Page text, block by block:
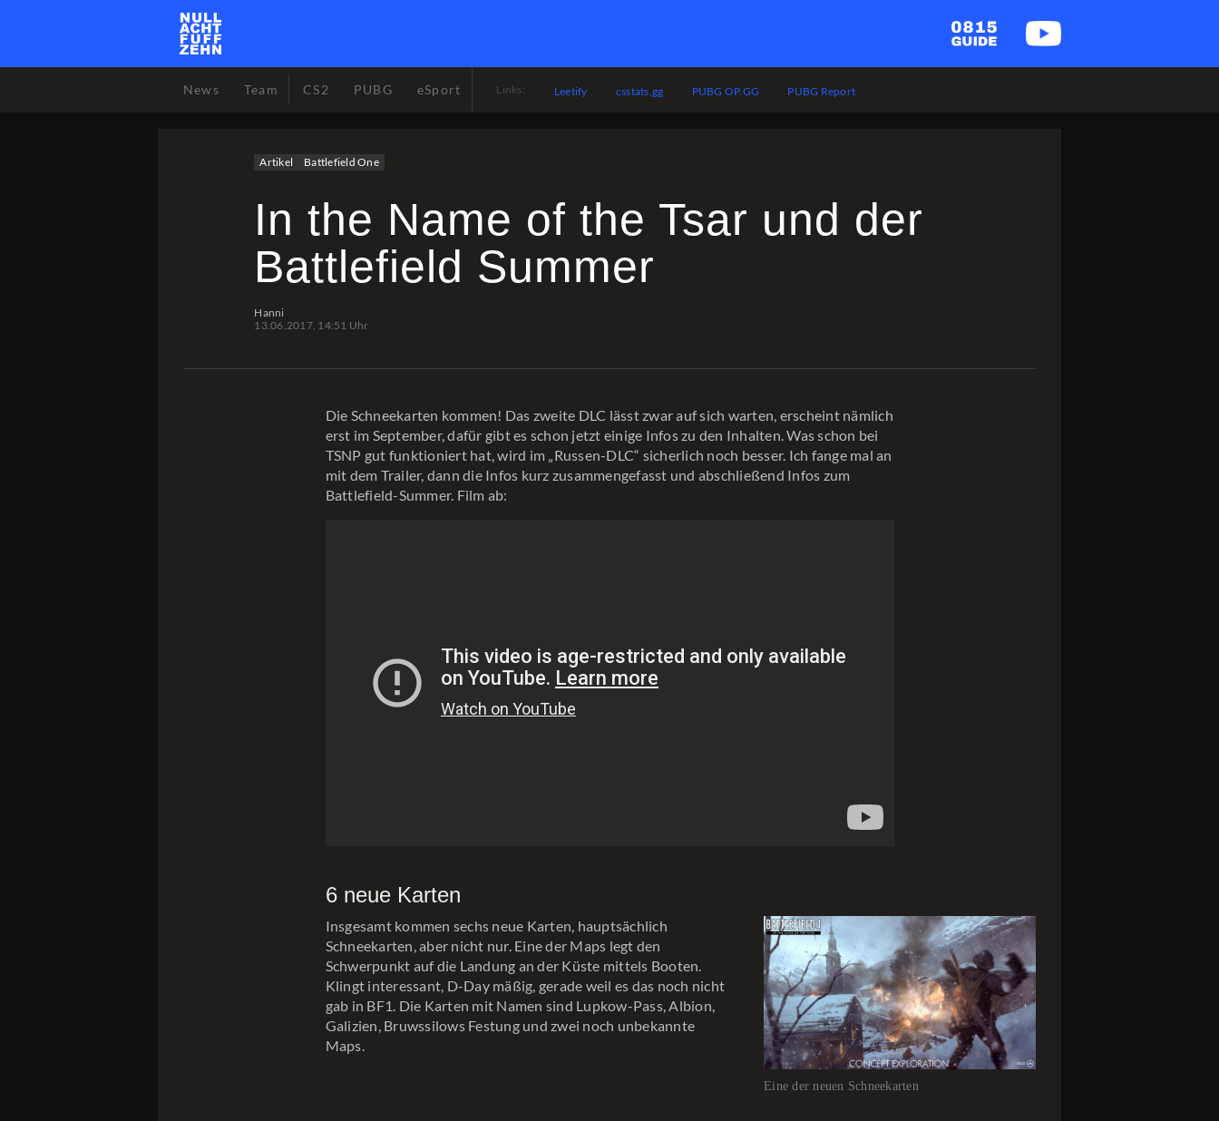
News Team CS2 PUBG eSport Links: Leetify csstats.gg PUBG OP.GG PUBG Report
Artikel Battlefield One
In the Name of the Tsar und der
Battlefield Summer
Hanni
13.06.2017, 14:51 Uhr
Die Schneekarten kommen! Das zweite DLC lässt zwar auf sich warten, erscheint nämlich
erst im September, dafür gibt es schon jetzt einige Infos zu den Inhalten. Was schon bei
TSNP gut funktioniert hat, wird im „Russen-DLC“ sicherlich noch besser. Ich fange mal an
mit dem Trailer, dann die Infos kurz zusammengefasst und abschließend Infos zum
Battlefield-Summer. Film ab:
6 neue Karten
Eine der neuen Schneekarten
Insgesamt kommen sechs neue Karten, hauptsächlich
Schneekarten, aber nicht nur. Eine der Maps legt den
Schwerpunkt auf die Landung an der Küste mittels Booten.
Klingt interessant, D-Day mäßig, gerade weil es das noch nicht
gab in BF1. Die Karten mit Namen sind Lupkow-Pass, Albion,
Galizien, Bruwssilows Festung und zwei noch unbekannte
Maps.